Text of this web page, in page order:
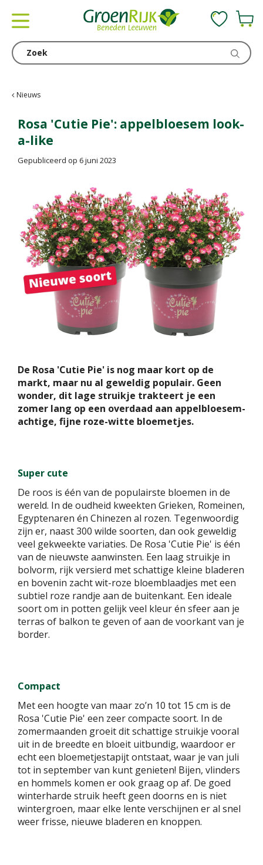
Nieuws
Rosa 'Cutie Pie': appelbloesem look-
a-like
Gepubliceerd op 6 juni 2023
De Rosa 'Cutie Pie' is nog maar kort op de
markt, maar nu al geweldig populair. Geen
wonder, dit lage struikje trakteert je een
zomer lang op een overdaad aan appelbloesem-
achtige, fijne roze-witte bloemetjes.
Super cute
De roos is één van de populairste bloemen in de
wereld. In de oudheid kweekten Grieken, Romeinen,
Egyptenaren én Chinezen al rozen. Tegenwoordig
zijn er, naast 300 wilde soorten, dan ook geweldig
veel gekweekte variaties. De Rosa 'Cutie Pie' is één
van de nieuwste aanwinsten. Een laag struikje in
bolvorm, rijk versierd met schattige kleine bladeren
en bovenin zacht wit-roze bloemblaadjes met een
subtiel roze randje aan de buitenkant. Een ideale
soort om in potten gelijk veel kleur én sfeer aan je
terras of balkon te geven of aan de voorkant van je
border.
Compact
Met een hoogte van maar zo’n 10 tot 15 cm is de
Rosa 'Cutie Pie' een zeer compacte soort. In de
zomermaanden groeit dit schattige struikje vooral
uit in de breedte en bloeit uitbundig, waardoor er
echt een bloemetjestapijt ontstaat, waar je van juli
tot in september van kunt genieten! Bijen, vlinders
en hommels komen er ook graag op af. De goed
winterharde struik heeft geen doorns en is niet
wintergroen, maar elke lente verschijnen er al snel
weer frisse, nieuwe bladeren en knoppen.